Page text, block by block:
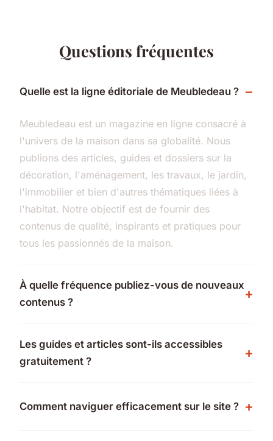
Questions fréquentes
Quelle est la ligne éditoriale de Meubledeau ?
Meubledeau est un magazine en ligne consacré à
l'univers de la maison dans sa globalité. Nous
publions des articles, guides et dossiers sur la
décoration, l'aménagement, les travaux, le jardin,
l'immobilier et bien d'autres thématiques liées à
l'habitat. Notre objectif est de fournir des
contenus de qualité, inspirants et pratiques pour
tous les passionnés de la maison.
À quelle fréquence publiez-vous de nouveaux
contenus ?
Les guides et articles sont-ils accessibles
gratuitement ?
Comment naviguer efficacement sur le site ?